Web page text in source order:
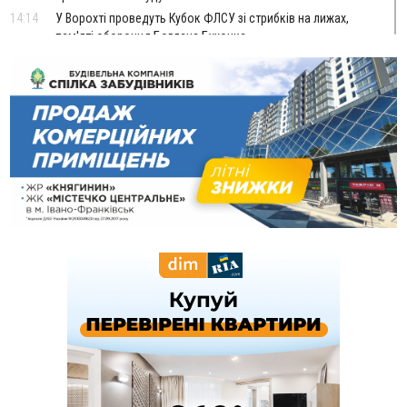
14:14
У Ворохті проведуть Кубок ФЛСУ зі стрибків на лижах,
пам'яті оборонця Богдана Бухонка
На Калущині розшукали чоловіка, який три дні
блукав у лісі
13:14
Боднар розповів про реакцію влади Польщі на атаки на
українців та про зміни після 23 серпня
12:31
ВІДЕО "Едельвейси" щемливо привітали рідну Коломию з
Днем міста
11:55
Вчора у Франківську, Коломиї, Долині та Яремче
зафіксували рекордну спеку
11:45
У Надвірній п'яна жінка побила малолітнього хлопчика: суд
У басейні Дністра встановилася гідрологічна посуха - рівні
води наблизилися до найнижчих показників
У Бурштині поблизу АЗС сталася масова бійка, поліція
з'ясовує обставини
ФОП із Житомира після купівлі права вимоги за 120
тисяч позивається до Франківська на понад 20 млн грн
У горах біля Осмолоди за допомогою БПЛА розшукали